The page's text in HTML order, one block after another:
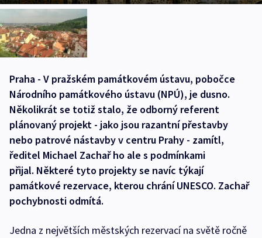
Praha - V pražském památkovém ústavu, pobočce
Národního památkového ústavu (NPÚ), je dusno.
Několikrát se totiž stalo, že odborný referent
plánovaný projekt - jako jsou razantní přestavby
nebo patrové nástavby v centru Prahy - zamítl,
ředitel Michael Zachař ho ale s podmínkami
přijal. Některé tyto projekty se navíc týkají
památkové rezervace, kterou chrání UNESCO. Zachař
pochybnosti odmítá.
Jedna z největších městských rezervací na světě ročně